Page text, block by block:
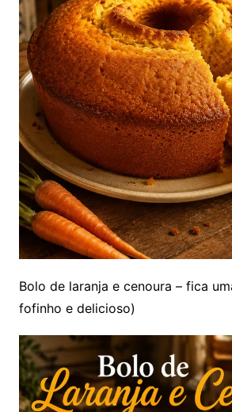
Bolo de laranja e cenoura – fica
fofinho e delicioso)